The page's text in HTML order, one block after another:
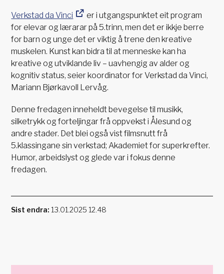
Verkstad da Vinci
er i utgangspunktet eit program
for elevar og lærarar på 5.trinn, men det er ikkje berre
for barn og unge det er viktig å trene den kreative
muskelen. Kunst kan bidra til at menneske kan ha
kreative og utviklande liv – uavhengig av alder og
kognitiv status, seier koordinator for Verkstad da Vinci,
Mariann Bjørkavoll Lervåg.
Denne fredagen inneheldt bevegelse til musikk,
silketrykk og forteljingar frå oppvekst i Ålesund og
andre stader. Det blei også vist filmsnutt frå
5.klassingane sin verkstad; Akademiet for superkrefter.
Humor, arbeidslyst og glede var i fokus denne
fredagen.
Sist endra 13.01.2025 12.48